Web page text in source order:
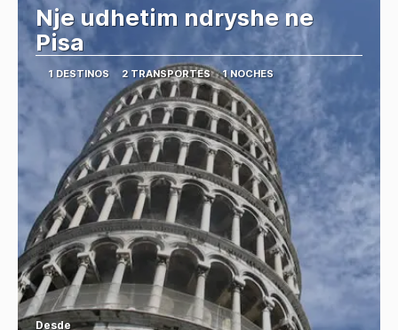
Nje udhetim ndryshe ne
Pisa
1 DESTINOS 2 TRANSPORTES 1 NOCHES
Desde